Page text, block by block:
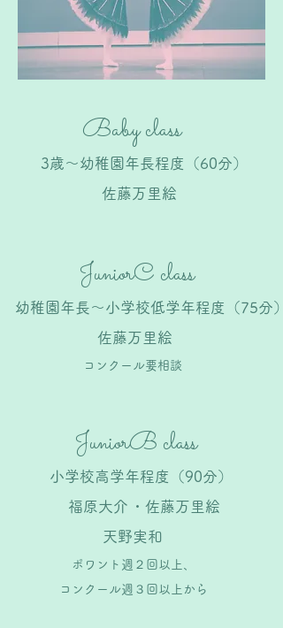
​Baby class
3歳～幼稚園年長程度（60分）
​佐藤万里絵
​JuniorC class
​幼稚園年長～小学校低学年程度（75分）
​佐藤万里絵
​コンクール要相談
JuniorB class
​小学校高学年程度（90分）
​福原大介 ​・佐藤万里絵
​天野実和
​ポワント週２回以上、
​コンクール週３回以上から